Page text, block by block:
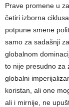
Prave promene u
četiri izborna
potpune smene
samo za sadašnji
globalnom
to nije presudno za
globalni
koristan, ali one
ali i mirnije, ne